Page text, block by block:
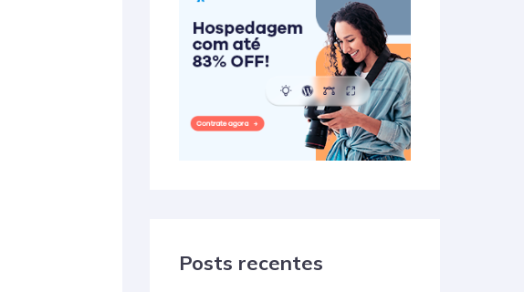
Posts recentes